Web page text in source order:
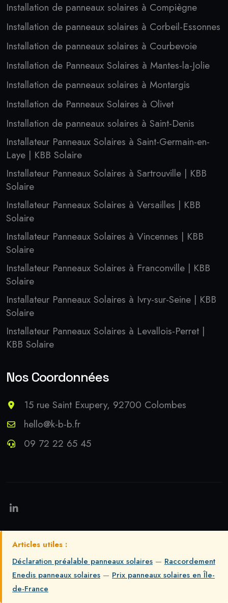
Installation de panneaux solaires à Compiègne
Installation de panneaux solaires à Corbeil-Essonnes
Installation de panneaux solaires à Courbevoie
Installation de Panneaux Solaires à Mantes-la-Jolie
Installation de panneaux solaires à Montargis
Installation de Panneaux Solaires à Olivet
Installation de panneaux solaires à Saint-Denis
Installateur Panneaux Solaires à Saint-Germain-en-
Laye | KBB Solaire
Installateur Panneaux Solaires à Sartrouville | KBB
Solaire
Installateur Panneaux Solaires à Versailles | KBB
Solaire
Installateur Panneaux Solaires à Vincennes | KBB
Solaire
Installateur Panneaux Solaires à Franconville | KBB
Solaire
Installateur Panneaux Solaires à Ivry-sur-Seine | KBB
Solaire
Installateur Panneaux Solaires à Levallois-Perret |
KBB Solaire
Nos Coordonnées
15 rue Saint Exupery, 92700 Colombes
hello@k-b-b.fr
09 72 22 65 45
Articles utiles :
Déclaration préalable panneaux solaires — Raccordement
Enedis panneaux solaires — Prix panneaux solaires en Île-
de-France